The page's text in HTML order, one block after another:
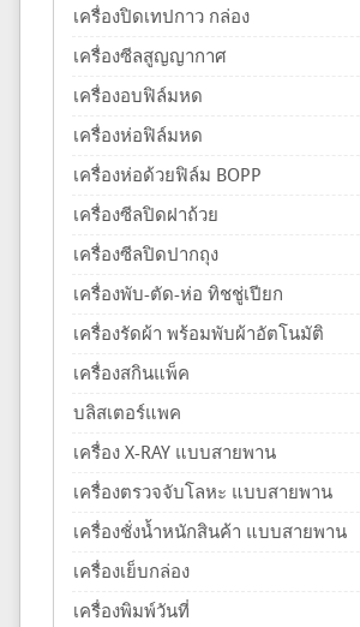
เครื่องปิดเทปกาว กล่อง
เครื่องซีลสูญญากาศ
เครื่องอบฟิล์มหด
เครื่องห่อฟิล์มหด
เครื่องห่อด้วยฟิล์ม BOPP
เครื่องซีลปิดฝาถ้วย
เครื่องซีลปิดปากถุง
เครื่องพับ-ตัด-ห่อ ทิชชู่เปียก
เครื่องรัดผ้า พร้อมพับผ้าอัตโนมัติ
เครื่องสกินแพ็ค
บลิสเตอร์แพค
เครื่อง X-RAY แบบสายพาน
เครื่องตรวจจับโลหะ แบบสายพาน
เครื่องชั่งน้ำหนักสินค้า แบบสายพาน
เครื่องเย็บกล่อง
เครื่องพิมพ์วันที่